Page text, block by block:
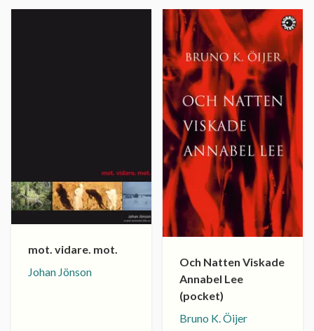
mot. vidare. mot.
Johan Jönson
Och Natten Viskade
Annabel Lee
(pocket)
Bruno K. Öijer